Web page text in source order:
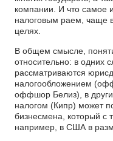
компании. И что самое
налоговым раем, чаще
целях.
В общем смысле,
относительно: в одних
рассматриваются
налогообложением
оффшор Белиз), в
налогом (Кипр) может
бизнесмена, который с
например, в США в